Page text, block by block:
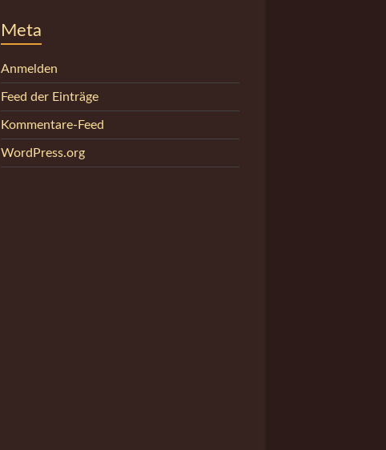
Meta
Anmelden
Feed der Einträge
Kommentare-Feed
WordPress.org